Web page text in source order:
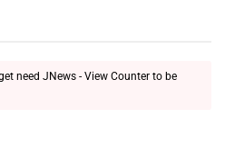
need JNews - View Counter to be